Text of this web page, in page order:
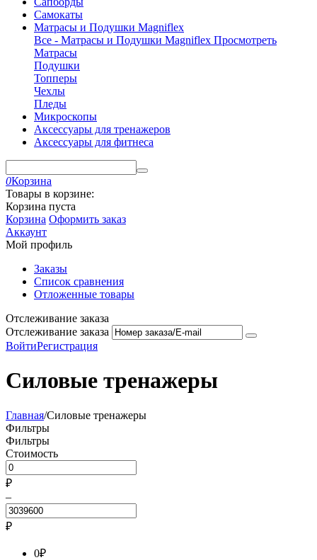
Самокаты
Матрасы и Подушки Magniflex
Все - Матрасы и Подушки Magniflex Просмотреть
Матрасы
Подушки
Топперы
Чехлы
Пледы
Микроскопы
Аксессуары для тренажеров
Аксессуары для фитнеса
0Корзина
Товары в корзине:
Корзина пуста
Корзина Оформить заказ
Аккаунт
Мой профиль
Заказы
Список сравнения
Отложенные товары
Отслеживание заказа
Отслеживание заказа
ВойтиРегистрация
Силовые тренажеры
Главная/Силовые тренажеры
Фильтры
Фильтры
Стоимость
₽
–
₽
0₽